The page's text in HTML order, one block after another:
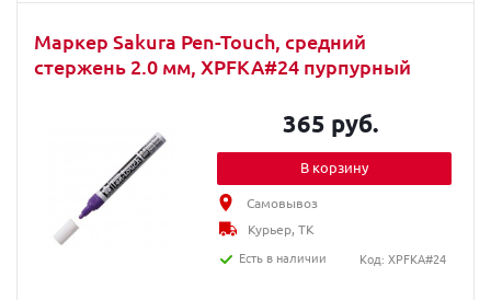
Маркер Sakura Pen-Touch, средний
стержень 2.0 мм, XPFKA#24 пурпурный
365 руб.
В корзину
Самовывоз
Курьер, ТК
Есть в наличии
Код: XPFKA#24